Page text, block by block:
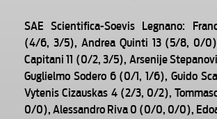
SAE Scientifica-Soevis Legnano:
(4/6, 3/5), Andrea Quinti 13 (5/8, 0/
Capitani 11 (0/2, 3/5), Arsenije
Guglielmo Sodero 6 (0/1, 1/6), Guido
Vytenis Cizauskas 4 (2/3, 0/2),
0/0), Alessandro Riva 0 (0/0, 0/0),